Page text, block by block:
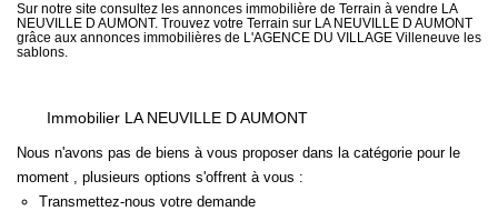
Maisons Anciennes
Locaux Commerciaux
Appartements
Terrains À Bâtir
Sur notre site consultez les annonces immobilière de Terrain à vendre LA
NEUVILLE D AUMONT. Trouvez votre Terrain sur LA NEUVILLE D AUMONT
grâce aux annonces immobilières de L'AGENCE DU VILLAGE Villeneuve les
sablons.
Immobilier LA NEUVILLE D AUMONT
Nous n'avons pas de biens à vous proposer dans la catégorie pour le
moment , plusieurs options s'offrent à vous :
Transmettez-nous votre demande